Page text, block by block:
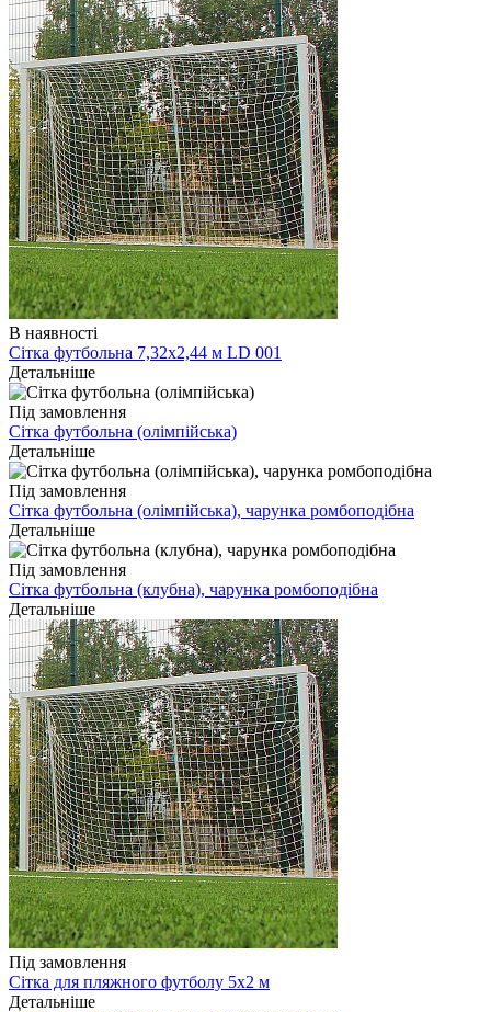
В наявності
Сітка футбольна 7,32х2,44 м LD 001
Детальніше
Під замовлення
Сітка футбольна (олімпійська)
Детальніше
Під замовлення
Сітка футбольна (олімпійська), чарунка ромбоподібна
Детальніше
Під замовлення
Сітка футбольна (клубна), чарунка ромбоподібна
Детальніше
Під замовлення
Сітка для пляжного футболу 5х2 м
Детальніше